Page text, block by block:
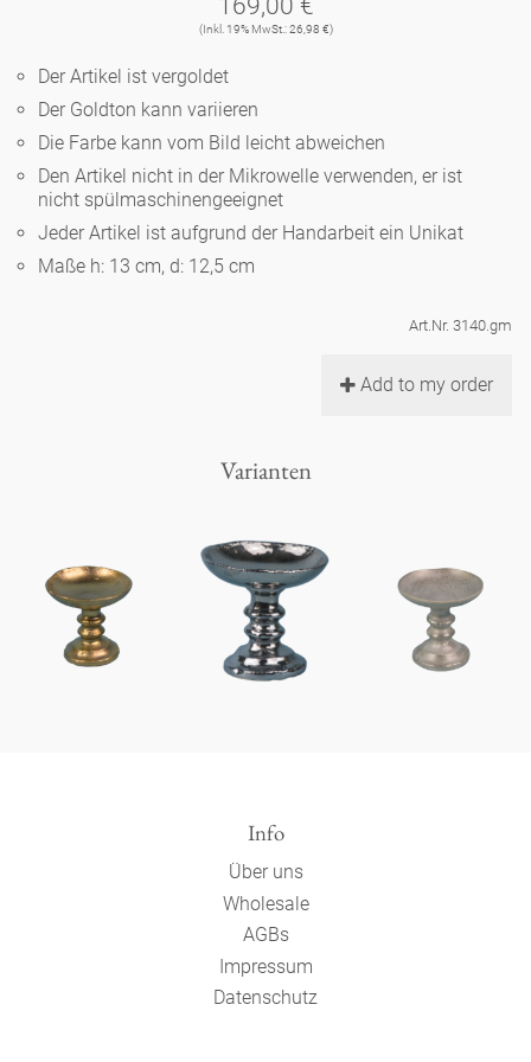
Porzellan
Ozean
klassische Musiker
zeitgenössische Musiker
Kleine Kaffeetasse 'Glam'
Runde Teller - weiß
Ovale Teller - weiß
Runde Teller 'de Luxe'
Tiefe Teller - weiß
Lange Teller 'de Luxe'
Noël
Teekanne
Vasen 'de Luxe'
Vasen
Fressnapf
Goldener Käfig
Korb 'de Luxe'
Schalen 'de Luxe'
Hors d'Œvre
Bad
Schnickschnack
Präsentation
Spielen
Dies & Das
Buchstaben
Figuren
Schachspiel Alice
Porzellanfiguren
Berliner Duft
(Inkl. 19% MwSt.: 26,98 €)
Der Artikel ist vergoldet
Der Goldton kann variieren
Die Farbe kann vom Bild leicht abweichen
Den Artikel nicht in der Mikrowelle verwenden, er ist
nicht spülmaschinengeeignet
Jeder Artikel ist aufgrund der Handarbeit ein Unikat
Maße h: 13 cm, d: 12,5 cm
Art.Nr. 3140.gm
Add to my order
Varianten
Info
Über uns
Wholesale
AGBs
Impressum
Datenschutz